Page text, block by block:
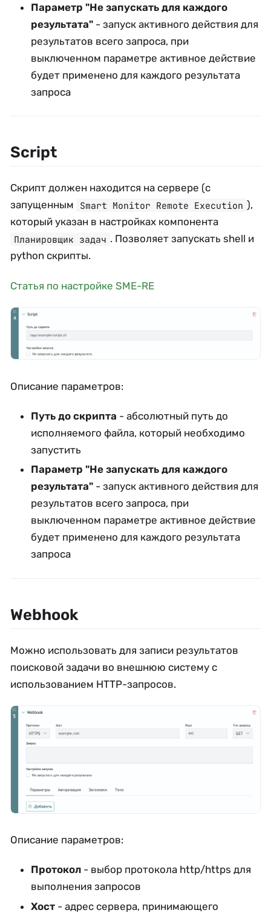
Параметр "Не запускать для каждого
результата" - запуск активного действия для
результатов всего запроса, при
выключенном параметре активное действие
будет применено для каждого результата
запроса
Script
Скрипт должен находится на сервере (с
запущенным
Smart Monitor Remote Execution ),
который указан в настройках компонента
Планировщик задач . Позволяет запускать shell и
python скрипты.
Статья по настройке SME-RE
Описание параметров:
Путь до скрипта - абсолютный путь до
исполняемого файла, который необходимо
запустить
Параметр "Не запускать для каждого
результата" - запуск активного действия для
результатов всего запроса, при
выключенном параметре активное действие
будет применено для каждого результата
запроса
Webhook
Можно использовать для записи результатов
поисковой задачи во внешнюю систему с
использованием HTTP-запросов.
Описание параметров:
Протокол - выбор протокола http/https для
выполнения запросов
Хост - адрес сервера, принимающего